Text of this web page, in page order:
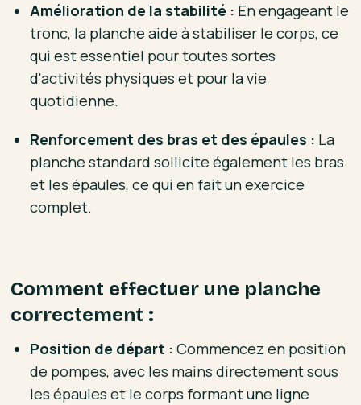
Amélioration de la stabilité : En engageant le
tronc, la planche aide à stabiliser le corps, ce
qui est essentiel pour toutes sortes
d'activités physiques et pour la vie
quotidienne.
Renforcement des bras et des épaules : La
planche standard sollicite également les bras
et les épaules, ce qui en fait un exercice
complet.
Comment effectuer une planche
correctement :
Position de départ : Commencez en position
de pompes, avec les mains directement sous
les épaules et le corps formant une ligne